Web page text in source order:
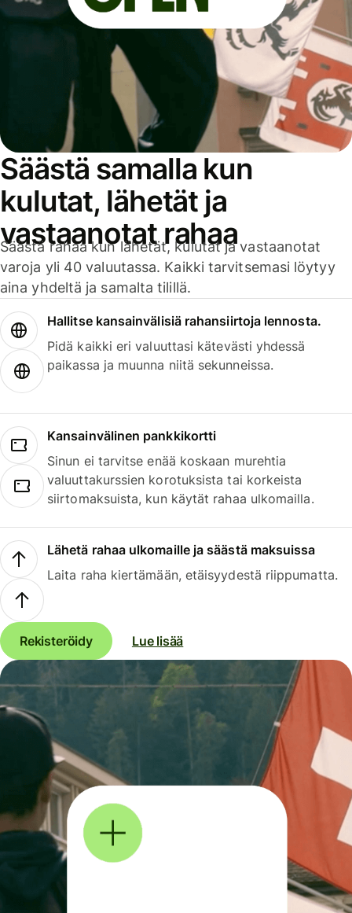
Säästä samalla kun
kulutat, lähetät ja
vastaanotat rahaa
Säästä rahaa kun lähetät, kulutat ja vastaanotat
varoja yli 40 valuutassa. Kaikki tarvitsemasi löytyy
aina yhdeltä ja samalta tilillä.
Hallitse kansainvälisiä rahansiirtoja lennosta.
Pidä kaikki eri valuuttasi kätevästi yhdessä
paikassa ja muunna niitä sekunneissa.
Kansainvälinen pankkikortti
Sinun ei tarvitse enää koskaan murehtia
valuuttakurssien korotuksista tai korkeista
siirtomaksuista, kun käytät rahaa ulkomailla.
Lähetä rahaa ulkomaille ja säästä maksuissa
Laita raha kiertämään, etäisyydestä riippumatta.
Rekisteröidy Lue lisää